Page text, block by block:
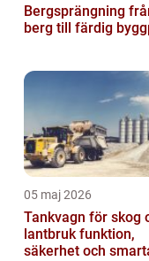
Bergsprängning från fast
berg till färdig
05 maj 2026
Tankvagn för skog
lantbruk funktion,
säkerhet och